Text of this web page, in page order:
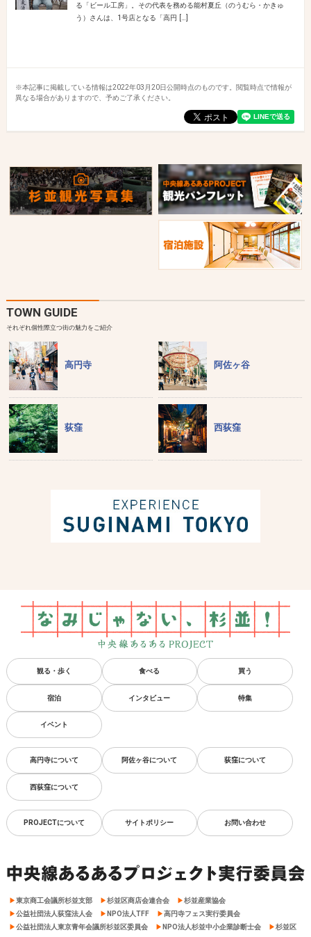
る「ビール工房」。その代表を務める能村夏丘（のうむら・かきゅ
う）さんは、1号店となる「高円 […]
※本記事に掲載している情報は2022年03月20日公開時点のものです。閲覧時点で情報が
異なる場合がありますので、予めご了承ください。
TOWN GUIDE
それぞれ個性際立つ街の魅力をご紹介
高円寺 阿佐ヶ谷
荻窪 西荻窪
観る・歩く 食べる 買う
宿泊 インタビュー 特集
イベント
高円寺について 阿佐ヶ谷について 荻窪について
西荻窪について
PROJECTについて サイトポリシー お問い合わせ
東京商工会議所杉並支部 杉並区商店会連合会
杉並産業協会
公益社団法人荻窪法人会
NPO法人TFF
高円寺フェス実行委員会
公益社団法人東京青年会議所杉並区委員会
NPO法人杉並中小企業診断士会 杉並区